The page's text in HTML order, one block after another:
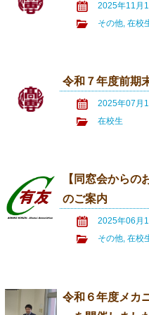
2025年11月
その他,在校
令和７年度前期
2025年07月
在校生
【同窓会から
のご案内
2025年06月
その他,在校
令和６年度メカ